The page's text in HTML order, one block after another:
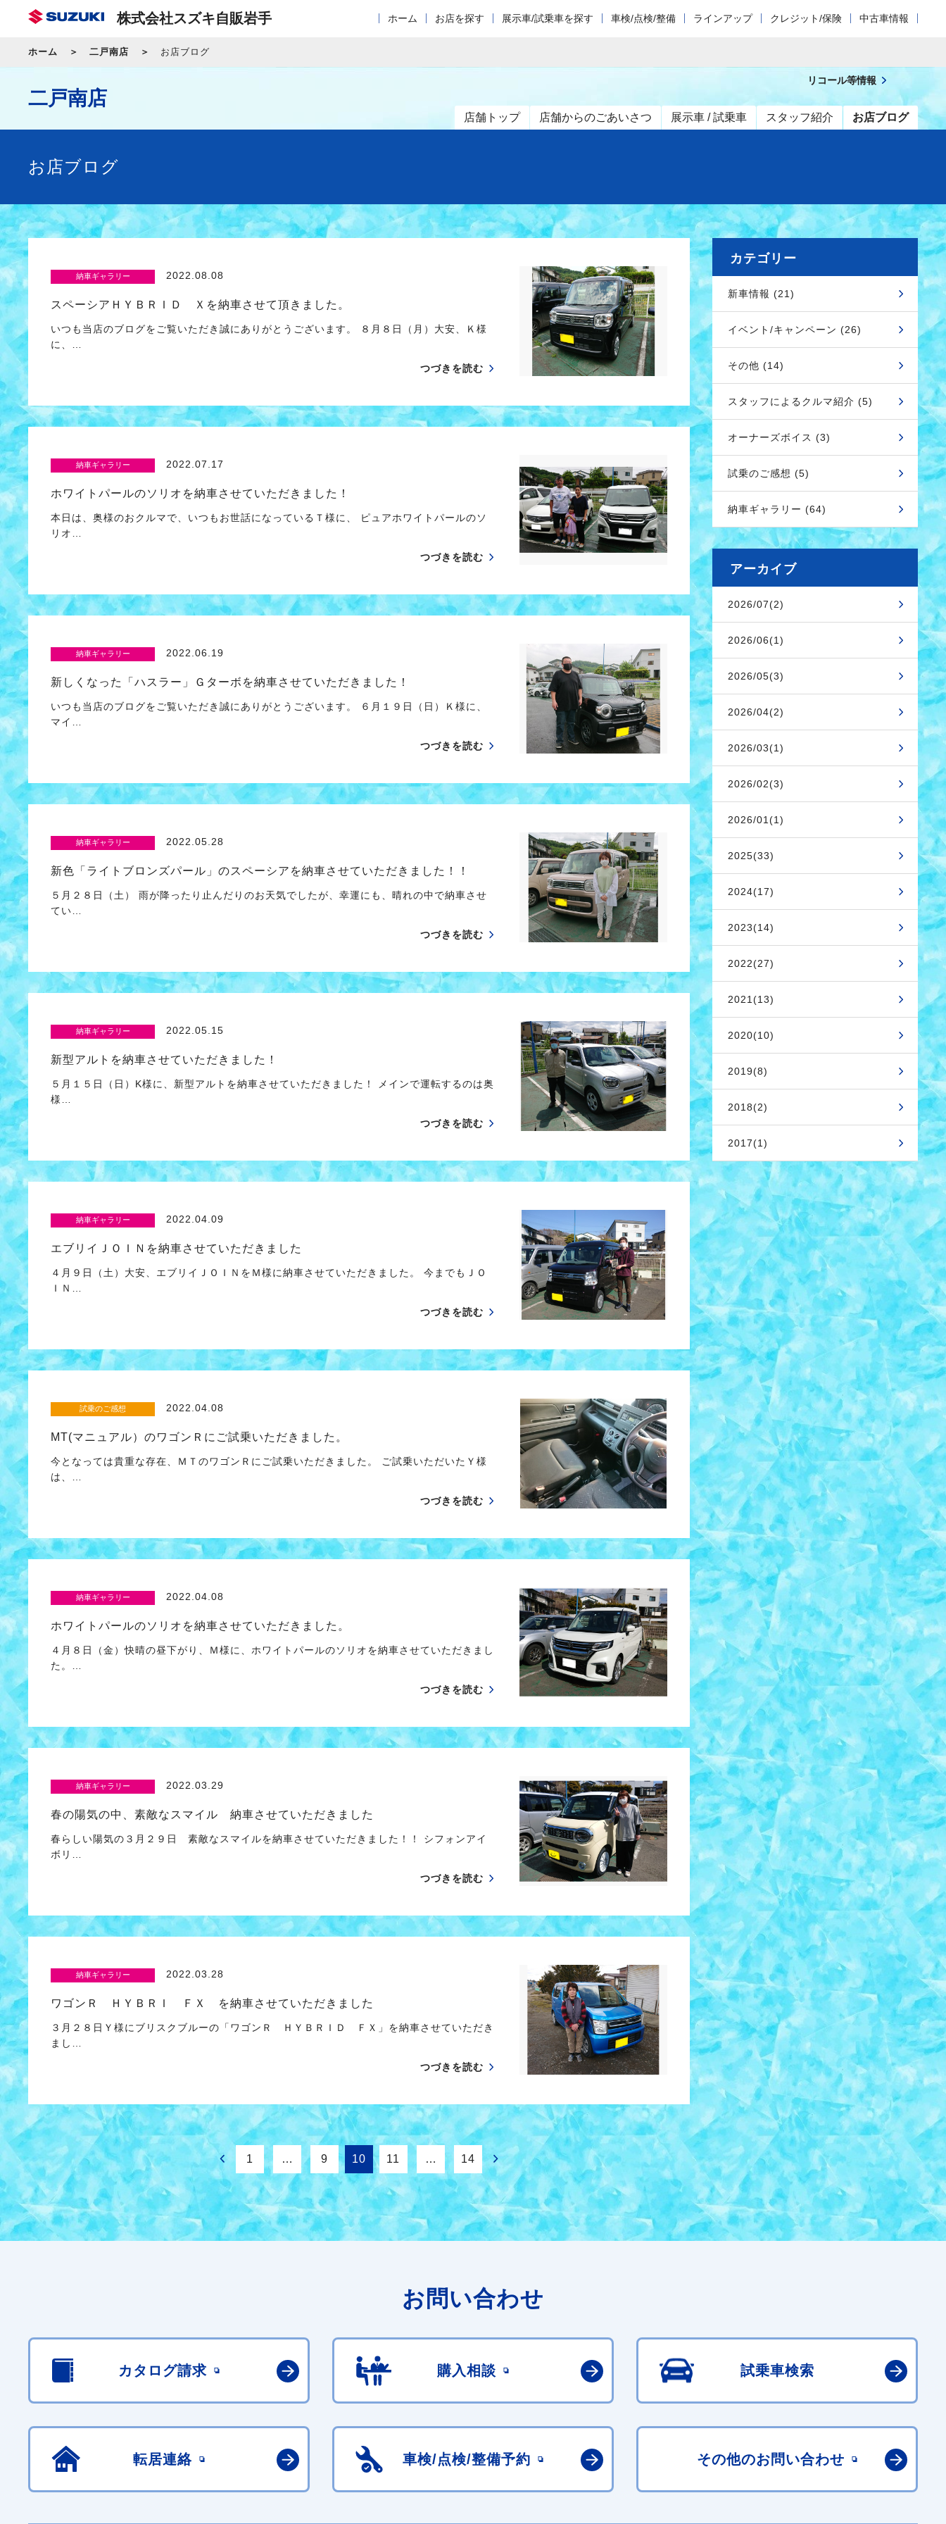
株式会社スズキ自販岩手 ホーム お店を探す 展示車/試乗車を探す 車検/点検/整備 ラインアップ クレジット/保険 中古車情報
ホーム 二戸南店 お店ブログ
二戸南店
店舗トップ 店舗からのごあいさつ 展示車 / 試乗車 スタッフ紹介 お店ブログ
リコール等情報
お店ブログ
納車ギャラリー 2022.08.08
スペーシアＨＹＢＲＩＤ Ｘを納車させて頂きました。
いつも当店のブログをご覧いただき誠にありがとうございます。 ８月８日（月）大安、Ｋ様
に、…
つづきを読む
納車ギャラリー 2022.07.17
ホワイトパールのソリオを納車させていただきました！
本日は、奥様のおクルマで、いつもお世話になっているＴ様に、 ピュアホワイトパールのソ
リオ…
つづきを読む
納車ギャラリー 2022.06.19
新しくなった「ハスラー」Ｇターボを納車させていただきました！
いつも当店のブログをご覧いただき誠にありがとうございます。 ６月１９日（日）Ｋ様に、
マイ…
つづきを読む
納車ギャラリー 2022.05.28
新色「ライトブロンズパール」のスペーシアを納車させていただきました！！
５月２８日（土） 雨が降ったり止んだりのお天気でしたが、幸運にも、晴れの中で納車させ
てい…
つづきを読む
納車ギャラリー 2022.05.15
新型アルトを納車させていただきました！
５月１５日（日）K様に、新型アルトを納車させていただきました！ メインで運転するのは奥
様…
つづきを読む
納車ギャラリー 2022.04.09
エブリイＪＯＩＮを納車させていただきました
４月９日（土）大安、エブリイＪＯＩＮをＭ様に納車させていただきました。 今までもＪＯ
ＩＮ…
つづきを読む
試乗のご感想 2022.04.08
MT(マニュアル）のワゴンＲにご試乗いただきました。
今となっては貴重な存在、ＭＴのワゴンＲにご試乗いただきました。 ご試乗いただいたＹ様
は、…
つづきを読む
納車ギャラリー 2022.04.08
ホワイトパールのソリオを納車させていただきました。
４月８日（金）快晴の昼下がり、Ｍ様に、ホワイトパールのソリオを納車させていただきまし
た。…
つづきを読む
納車ギャラリー 2022.03.29
春の陽気の中、素敵なスマイル 納車させていただきました
春らしい陽気の３月２９日 素敵なスマイルを納車させていただきました！！ シフォンアイ
ボリ…
つづきを読む
納車ギャラリー 2022.03.28
ワゴンＲ ＨＹＢＲＩ ＦＸ を納車させていただきました
３月２８日Ｙ様にブリスクブルーの「ワゴンＲ ＨＹＢＲＩＤ ＦＸ」を納車させていただき
まし…
つづきを読む
1 … 9 10 11 … 14
カテゴリー
新車情報 (21)
イベント/キャンペーン (26)
その他 (14)
スタッフによるクルマ紹介 (5)
オーナーズボイス (3)
試乗のご感想 (5)
納車ギャラリー (64)
アーカイブ
2026/07(2)
2026/06(1)
2026/05(3)
2026/04(2)
2026/03(1)
2026/02(3)
2026/01(1)
2025(33)
2024(17)
2023(14)
2022(27)
2021(13)
2020(10)
2019(8)
2018(2)
2017(1)
お問い合わせ
カタログ請求 購入相談 試乗車検索
転居連絡 車検/点検/整備予約 その他のお問い合わせ